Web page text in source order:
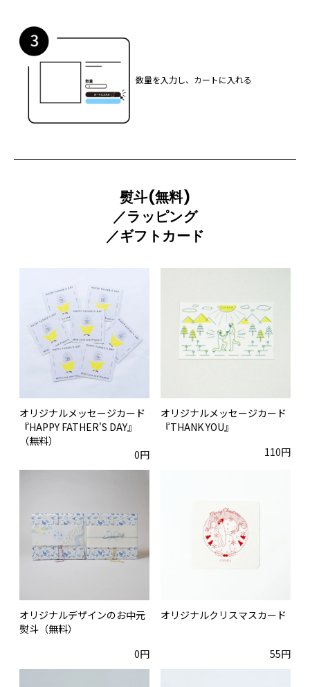
数量を入力し、カートに入れる
熨斗(無料)
／ラッピング
／ギフトカード
オリジナルメッセージカード
『HAPPY FATHER'S DAY』
（無料）
0円
オリジナルメッセージカード
『THANK YOU』
110円
オリジナルデザインのお中元
熨斗（無料）
0円
オリジナルクリスマスカード
55円